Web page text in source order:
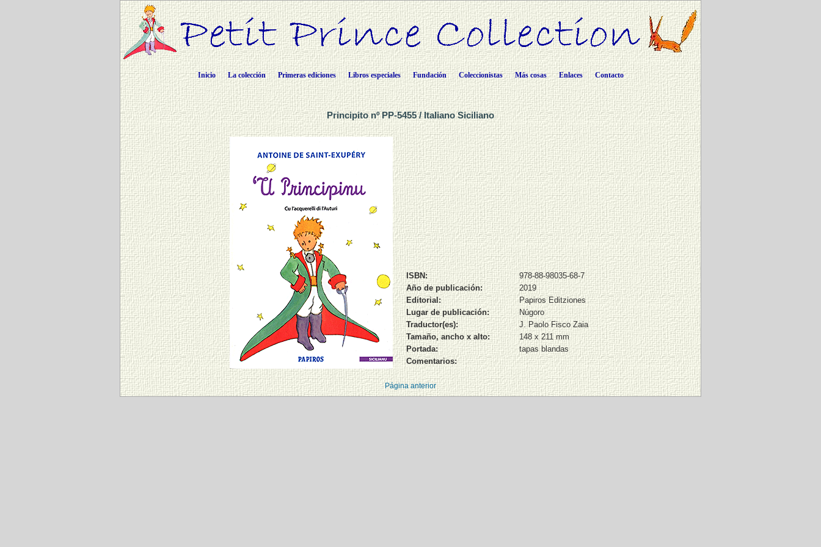
Inicio La colección Primeras ediciones Libros especiales Fundación Coleccionistas Más cosas Enlaces Contacto
Principito nº PP-5455 / Italiano Siciliano
ISBN:
978-88-98035-68-7
Año de publicación:
2019
Editorial:
Papiros Editziones
Lugar de publicación:
Núgoro
Traductor(es):
J. Paolo Fisco Zaia
Tamaño, ancho x alto:
148 x 211 mm
Portada:
tapas blandas
Comentarios:
Página anterior